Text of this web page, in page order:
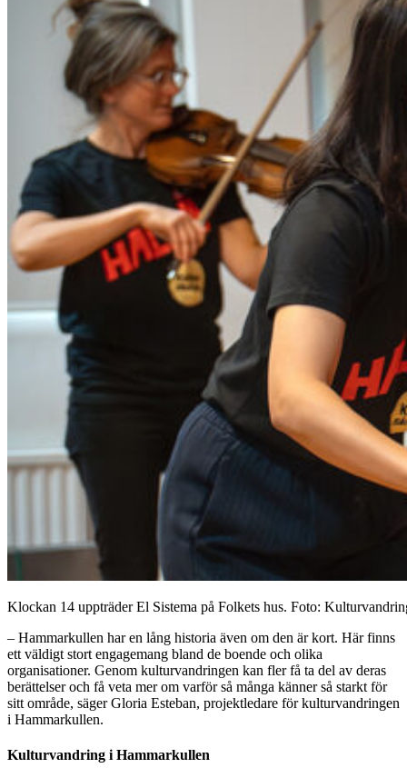
Klockan 14 uppträder El Sistema på Folkets hus. Foto:
– Hammarkullen har en lång historia även om den är kort. Här finns
ett väldigt stort engagemang bland de boende och olika
organisationer. Genom kulturvandringen kan fler få ta del av deras
berättelser och få veta mer om varför så många känner så starkt för
sitt område, säger Gloria Esteban, projektledare för kulturvandringen
i Hammarkullen.
Kulturvandring i Hammarkullen